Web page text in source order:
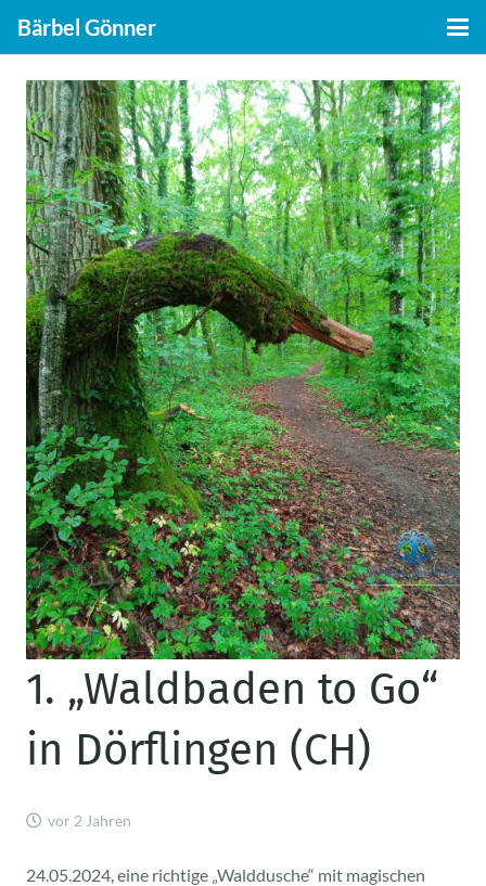
Bärbel Gönner
1. „Waldbaden to Go“
in Dörflingen (CH)
vor 2 Jahren
24.05.2024, eine richtige „Walddusche“ mit magischen